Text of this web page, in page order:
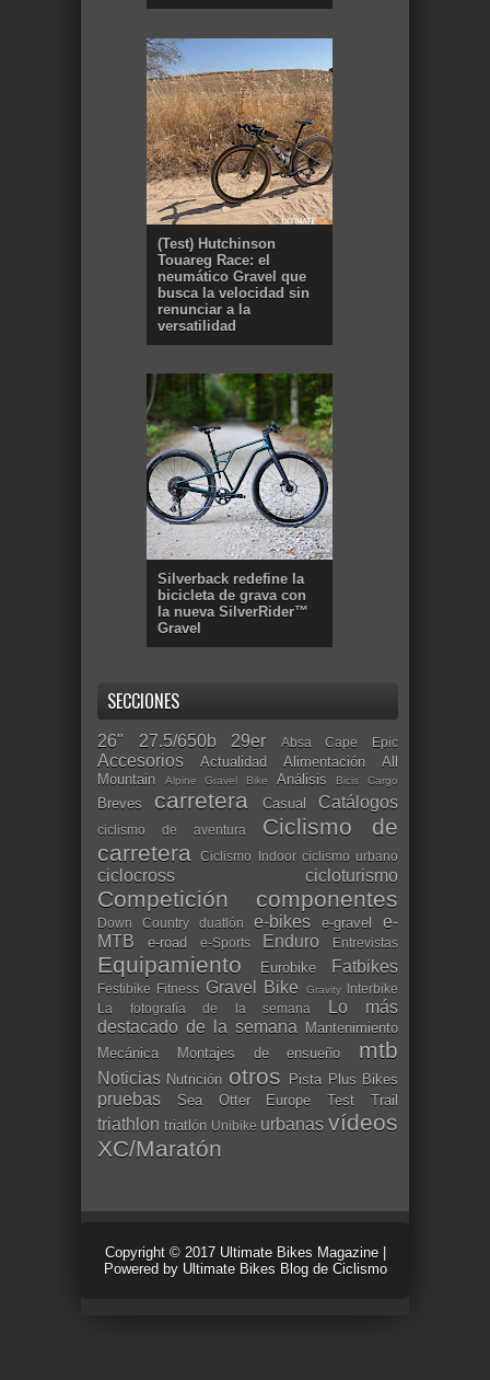
(Test) Hutchinson
Touareg Race: el
neumático Gravel que
busca la velocidad sin
renunciar a la
versatilidad
Silverback redefine la
bicicleta de grava con
la nueva SilverRider™
Gravel
SECCIONES
26" 27.5/650b 29er Absa Cape Epic
Accesorios Actualidad Alimentación
All
Mountain
Alpine Gravel Bike Análisis Bicis Cargo
Breves carretera Casual Catálogos
ciclismo de aventura
Ciclismo de
carretera
Ciclismo Indoor ciclismo urbano
ciclocross cicloturismo
Competición componentes
Down Country duatlón e-bikes e-gravel
e-
MTB
e-road e-Sports Enduro Entrevistas
Equipamiento Eurobike Fatbikes
Festibike Fitness Gravel Bike Gravity Interbike
La fotografía de la semana
Lo más
destacado de la semana
Mantenimiento
Mecánica
Montajes de ensueño mtb
Noticias Nutrición otros Pista Plus Bikes
pruebas Sea Otter Europe Test Trail
triathlon triatlón Unibike urbanas vídeos
XC/Maratón
Copyright © 2017 Ultimate Bikes Magazine|
Powered by Ultimate Bikes Blog de Ciclismo